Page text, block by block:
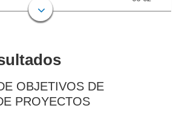
OBJETIVOS DE
PROYECTOS